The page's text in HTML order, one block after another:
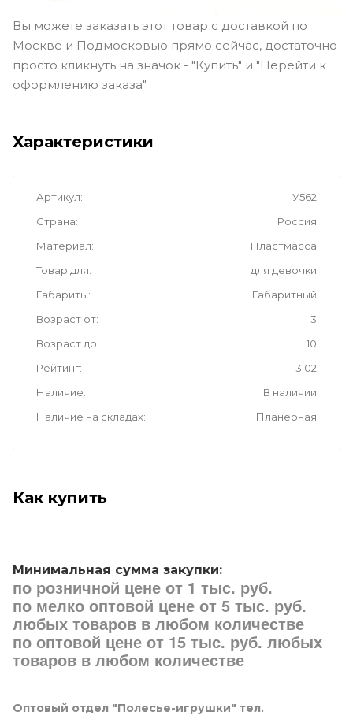
Вы можете заказать этот товар с доставкой по
Москве и Подмосковью прямо сейчас, достаточно
просто кликнуть на значок - "Купить" и "Перейти к
оформлению заказа".
Характеристики
Артикул
У562
Страна
Россия
Материал
Пластмасса
Товар для
для девочки
Габариты
Габаритный
Возраст от
3
Возраст до
10
Рейтинг
3.02
Наличие
В наличии
Наличие на складах
Планерная
Как купить
Минимальная сумма закупки:
по розничной цене от 1 тыс. руб.
по мелко оптовой цене от 5 тыс. руб.
любых товаров в любом количестве
по оптовой цене от 15 тыс. руб. любых
товаров в любом количестве
Оптовый отдел "Полесье-игрушки" тел.